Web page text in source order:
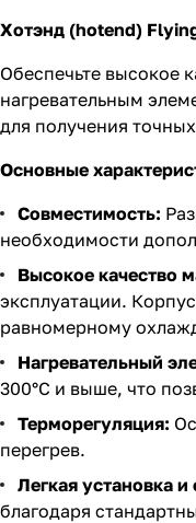
Хотэнд (hotend)
Обеспечьте высокое
нагревательным
для получения
Основные
Совместимость:
необходимости
Высокое качество
эксплуатации.
равномерному
Нагревательный
300°C и выше, что
Терморегуляция:
перегрев.
Легкая установка
благодаря